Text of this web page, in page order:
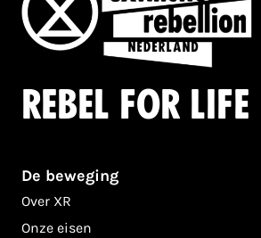
Rebel for life
De beweging
Over XR
Onze eisen